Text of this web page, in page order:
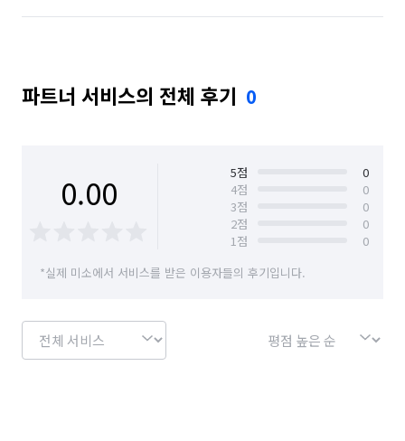
파트너 서비스의 전체 후기 0
0.00 5점
0
4점
0
3점
0
2점
0
1점
0
*실제 미소에서 서비스를 받은 이용자들의 후기입니다.